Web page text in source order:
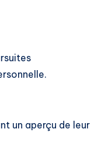
un aperçu de leur